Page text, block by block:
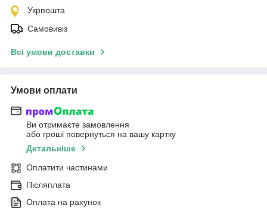
Укрпошта
Самовивіз
Всі умови доставки
Умови оплати
Ви отримаєте замовлення
або гроші повернуться на вашу картку
Детальніше
Оплатити частинами
Післяплата
Оплата на рахунок